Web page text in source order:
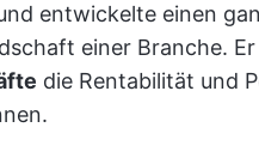
entwickelte einen
einer Branche.
die Rentabilität und